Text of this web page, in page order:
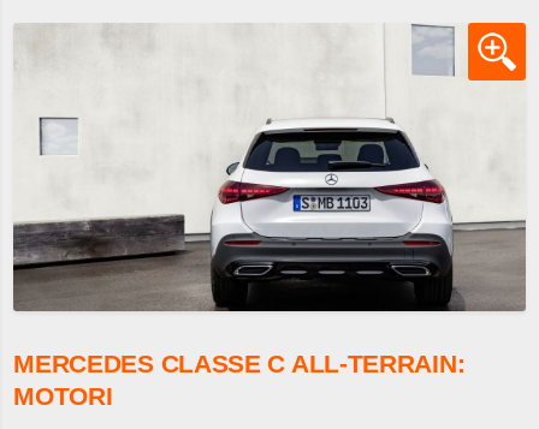
MERCEDES CLASSE C ALL-TERRAIN:
MOTORI